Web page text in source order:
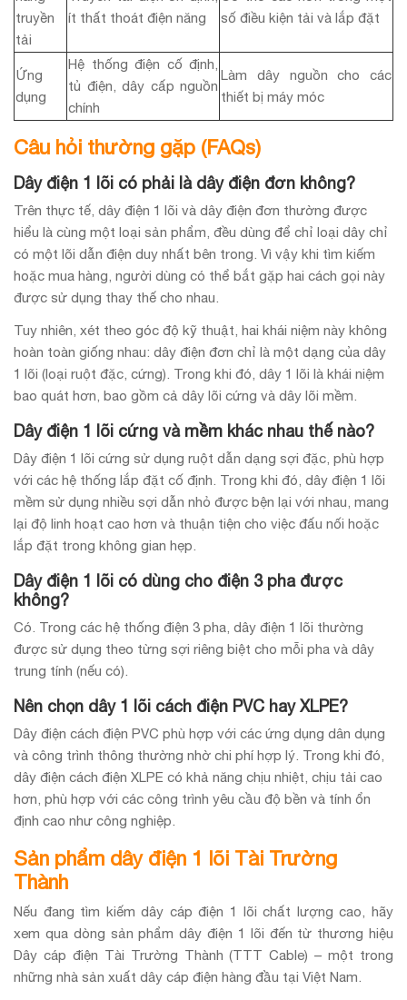
truyền
tải
ít thất thoát điện năng
số điều kiện tải và lắp đặt
Ứng
dụng
Hệ thống điện cố định,
tủ điện, dây cấp nguồn
chính
Làm dây nguồn cho các
thiết bị máy móc
Câu hỏi thường gặp (FAQs)
Dây điện 1 lõi có phải là dây điện đơn không?
Trên thực tế, dây điện 1 lõi và dây điện đơn thường được
hiểu là cùng một loại sản phẩm, đều dùng để chỉ loại dây chỉ
có một lõi dẫn điện duy nhất bên trong. Vì vậy khi tìm kiếm
hoặc mua hàng, người dùng có thể bắt gặp hai cách gọi này
được sử dụng thay thế cho nhau.
Tuy nhiên, xét theo góc độ kỹ thuật, hai khái niệm này không
hoàn toàn giống nhau: dây điện đơn chỉ là một dạng của dây
1 lõi (loại ruột đặc, cứng). Trong khi đó, dây 1 lõi là khái niệm
bao quát hơn, bao gồm cả dây lõi cứng và dây lõi mềm.
Dây điện 1 lõi cứng và mềm khác nhau thế nào?
Dây điện 1 lõi cứng sử dụng ruột dẫn dạng sợi đặc, phù hợp
với các hệ thống lắp đặt cố định. Trong khi đó, dây điện 1 lõi
mềm sử dụng nhiều sợi dẫn nhỏ được bện lại với nhau, mang
lại độ linh hoạt cao hơn và thuận tiện cho việc đấu nối hoặc
lắp đặt trong không gian hẹp.
Dây điện 1 lõi có dùng cho điện 3 pha được
không?
Có. Trong các hệ thống điện 3 pha, dây điện 1 lõi thường
được sử dụng theo từng sợi riêng biệt cho mỗi pha và dây
trung tính (nếu có).
Nên chọn dây 1 lõi cách điện PVC hay XLPE?
Dây điện cách điện PVC phù hợp với các ứng dụng dân dụng
và công trình thông thường nhờ chi phí hợp lý. Trong khi đó,
dây điện cách điện XLPE có khả năng chịu nhiệt, chịu tải cao
hơn, phù hợp với các công trình yêu cầu độ bền và tính ổn
định cao như công nghiệp.
Sản phẩm dây điện 1 lõi Tài Trường
Thành
Nếu đang tìm kiếm dây cáp điện 1 lõi chất lượng cao, hãy
xem qua dòng sản phẩm dây điện 1 lõi đến từ thương hiệu
Dây cáp điện Tài Trường Thành (TTT Cable) – một trong
những nhà sản xuất dây cáp điện hàng đầu tại Việt Nam.